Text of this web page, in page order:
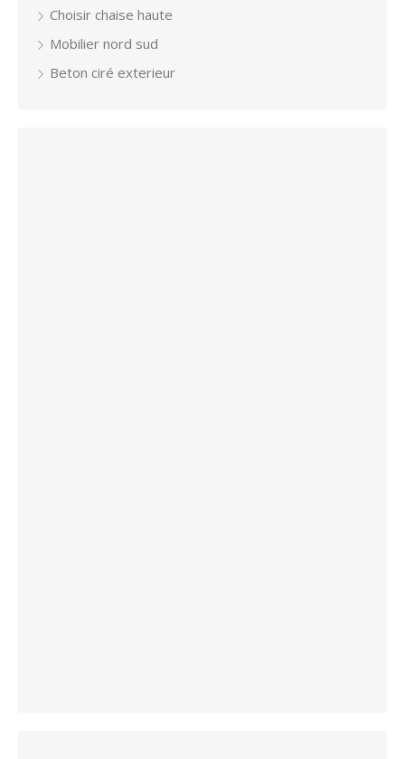
Choisir chaise haute
Mobilier nord sud
Beton ciré exterieur